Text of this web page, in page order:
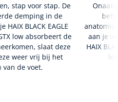
stap voor stap. De
demping in de
HAIX BLACK EAGLE
low absorbeert de
slaat deze
weer vrij bij het
van de voet.
aan je
HAIX